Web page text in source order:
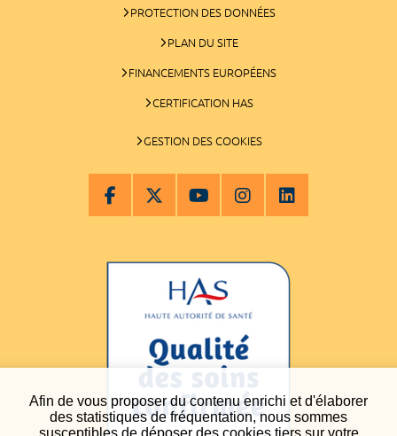
Afin de vous proposer du contenu enrichi et d'élaborer
des statistiques de fréquentation, nous sommes
susceptibles de déposer des cookies tiers sur votre
PROTECTION DES DONNÉES
PLAN DU SITE
FINANCEMENTS EUROPÉENS
CERTIFICATION HAS
GESTION DES COOKIES